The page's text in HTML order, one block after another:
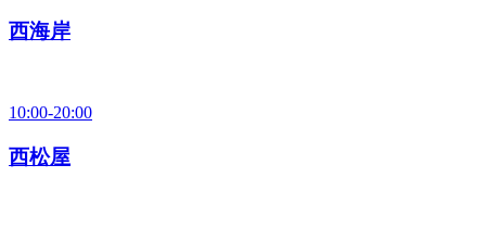
西海岸
10:00-20:00
西松屋